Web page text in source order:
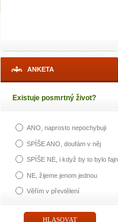
ANKETA
Existuje posmrtný život?
ANO, naprosto nepochybuji
SPÍŠE ANO, doufám v něj
SPÍŠE NE, i když by to bylo fajn
NE, žijeme jenom jednou
Věřím v převtělení